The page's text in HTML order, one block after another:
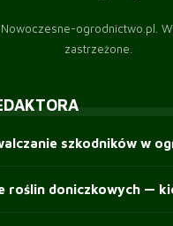
ogrodnictwo.pl.
zastrzeżone.
szkodników w
roślin doniczkowych —